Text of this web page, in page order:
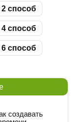
2 способ
4 способ
6 способ
создавать